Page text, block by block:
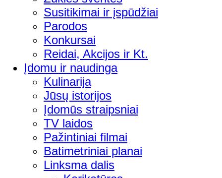
Susitikimai ir įspūdžiai
Parodos
Konkursai
Reidai, Akcijos ir Kt.
Įdomu ir naudinga
Kulinarija
Jūsų istorijos
Įdomūs straipsniai
TV laidos
Pažintiniai filmai
Batimetriniai planai
Linksma dalis